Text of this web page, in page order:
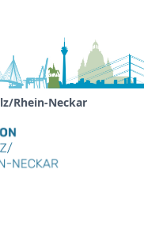
Rhein-Neckar